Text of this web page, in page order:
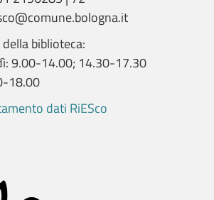
biblioteca:
9.00-14.00; 14.30-17.30
18.00
dati RiESco